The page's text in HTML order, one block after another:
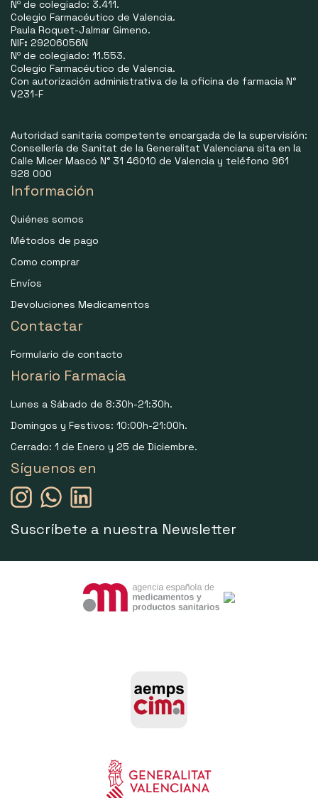
Nº de colegiado: 3.411.
Colegio Farmacéutico de Valencia.
Paula Roquet-Jalmar Gimeno.
NIF: 29206056N
Nº de colegiado: 11.553.
Colegio Farmacéutico de Valencia.
Con autorización administrativa de la oficina de farmacia N°
V231-F
Autoridad sanitaria competente encargada de la supervisión:
Consellería de Sanitat de la Generalitat Valenciana sita en la
Calle Micer Mascó N° 31 46010 de Valencia y teléfono 961
928 000
Información
Quiénes somos
Métodos de pago
Como comprar
Envíos
Devoluciones Medicamentos
Contactar
Formulario de contacto
Horario Farmacia
Lunes a Sábado de 8:30h-21:30h.
Domingos y Festivos: 10:00h-21:00h.
Cerrado: 1 de Enero y 25 de Diciembre.
Síguenos en
Suscríbete a nuestra Newsletter